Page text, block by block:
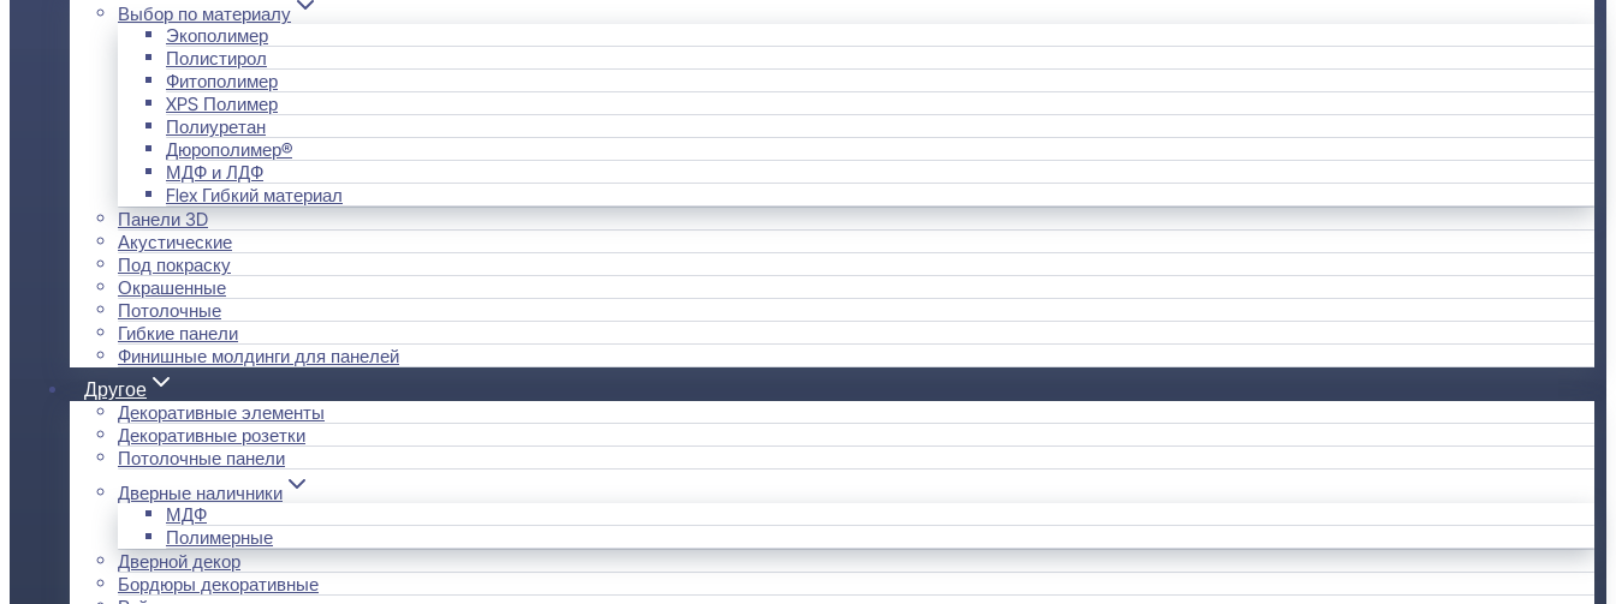
Выбор по материалу
Экополимер
Полистирол
Фитополимер
XPS Полимер
Полиуретан
Дюрополимер®
МДФ и ЛДФ
Flex Гибкий материал
Панели 3D
Акустические
Под покраску
Окрашенные
Потолочные
Гибкие панели
Финишные молдинги для панелей
Другое
Декоративные элементы
Декоративные розетки
Потолочные панели
Дверные наличники
МДФ
Полимерные
Дверной декор
Бордюры декоративные